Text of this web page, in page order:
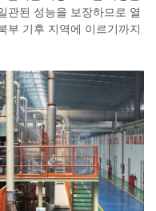
관된 성능을 보장하므로 열
부 기후 지역에 이르기까지